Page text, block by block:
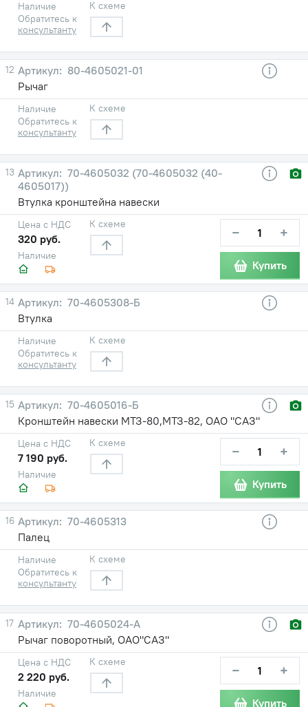
Наличие
Обратитесь к
консультанту
К схеме
12
80-4605021-01
Рычаг
Наличие
Обратитесь к
консультанту
К схеме
13
70-4605032 (70-4605032 (40-
4605017))
Втулка кронштейна навески
Наличие
Цена с НДС
320 руб.
К схеме − +
Купить
14
70-4605308-Б
Втулка
Наличие
Обратитесь к
консультанту
К схеме
15
70-4605016-Б
Кронштейн навески МТЗ-80,МТЗ-82, ОАО "САЗ"
Наличие
Цена с НДС
7 190 руб.
К схеме − +
Купить
16
70-4605313
Палец
Наличие
Обратитесь к
консультанту
К схеме
17
70-4605024-А
Рычаг поворотный, ОАО"САЗ"
Наличие
Цена с НДС
2 220 руб.
К схеме − +
Купить